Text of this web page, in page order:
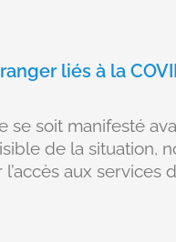
liés à la
se soit manifesté
de la situation,
aux services